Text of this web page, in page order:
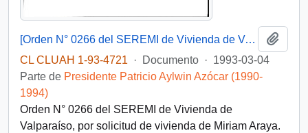
[Orden N° 0266 del SEREMI de Vivienda de Valparaíso]
CL CLUAH 1-93-4721
· Documento · 1993-03-04
Parte de Presidente Patricio Aylwin Azócar (1990-
1994)
Orden N° 0266 del SEREMI de Vivienda de
Valparaíso, por solicitud de vivienda de Miriam Araya.